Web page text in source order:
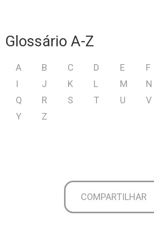
Glossário A-Z
A B C D E F
I
J K L M N
Q
R S T U V
Y
Z
COMPARTILHAR